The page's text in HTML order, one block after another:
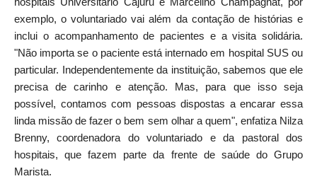
exemplo, o voluntariado vai além da contação de histórias e
inclui o acompanhamento de pacientes e a visita solidária.
"Não importa se o paciente está internado em hospital SUS ou
particular. Independentemente da instituição, sabemos que ele
precisa de carinho e atenção. Mas, para que isso seja
possível, contamos com pessoas dispostas a encarar essa
linda missão de fazer o bem sem olhar a quem", enfatiza Nilza
Brenny, coordenadora do voluntariado e da pastoral dos
hospitais, que fazem parte da frente de saúde do Grupo
Marista.